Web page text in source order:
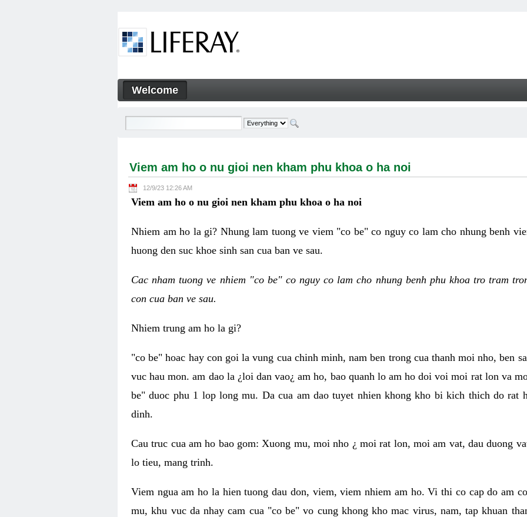
Viem am ho o nu gioi nen kham phu khoa o ha noi - Welcome
Navigation
Welcome
Viem am ho o nu gioi nen kham phu khoa o ha noi
12/9/23 12:26 AM
Viem am ho o nu gioi nen kham phu khoa o ha noi
Nhiem am ho la gi? Nhung lam tuong ve viem "co be" co nguy co lam cho nhung benh
huong den suc khoe sinh san cua ban ve sau.
Cac nham tuong ve nhiem "co be" co nguy co lam cho nhung benh phu khoa tro tram
con cua ban ve sau.
Nhiem trung am ho la gi?
"co be" hoac hay con goi la vung cua chinh minh, nam ben trong cua thanh moi nho, ben
vuc hau mon. am dao la ¿loi dan vao¿ am ho, bao quanh lo am ho doi voi moi rat lon va
be" duoc phu 1 lop long mu. Da cua am dao tuyet nhien khong kho bi kich thich do rat
dinh.
Cau truc cua am ho bao gom: Xuong mu, moi nho ¿ moi rat lon, moi am vat, dau duong
lo tieu, mang trinh.
Viem ngua am ho la hien tuong dau don, viem, viem nhiem am ho. Vi thi co cap do am
mu, khu vuc da nhay cam cua "co be" vo cung khong kho mac virus, nam, tap khuan